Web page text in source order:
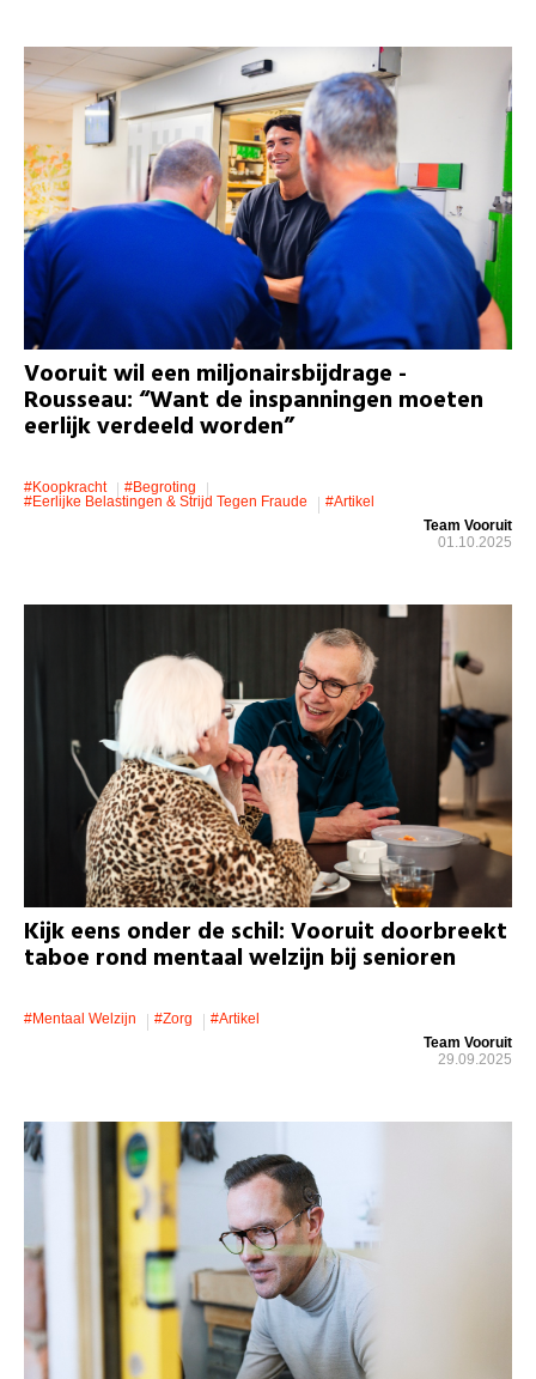
Vooruit wil een miljonairsbijdrage -
Rousseau: “Want de inspanningen moeten
eerlijk verdeeld worden”
#koopkracht
#Begroting
#eerlijke Belastingen & Strijd Tegen Fraude
#artikel
Team Vooruit
01.10.2025
Kijk eens onder de schil: Vooruit doorbreekt
taboe rond mentaal welzijn bij senioren
#mentaal Welzijn #zorg
#artikel
Team Vooruit
29.09.2025